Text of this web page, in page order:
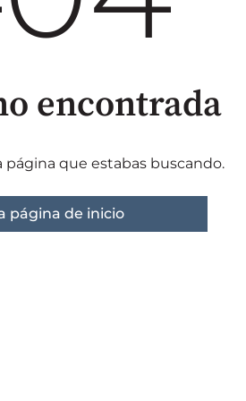
encontrada
página que estabas buscando.
página de inicio